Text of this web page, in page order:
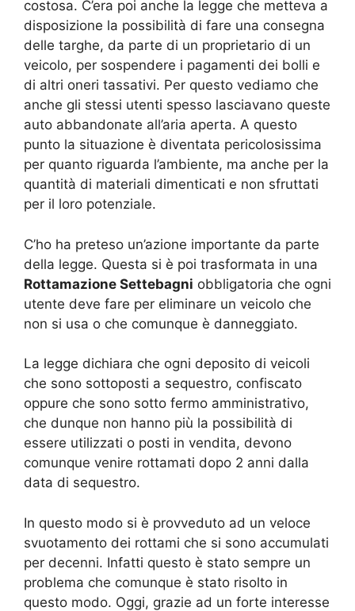
costosa. C’era poi anche la legge che metteva a
disposizione la possibilità di fare una consegna
delle targhe, da parte di un proprietario di un
veicolo, per sospendere i pagamenti dei bolli e
di altri oneri tassativi. Per questo vediamo che
anche gli stessi utenti spesso lasciavano queste
auto abbandonate all’aria aperta. A questo
punto la situazione è diventata pericolosissima
per quanto riguarda l’ambiente, ma anche per la
quantità di materiali dimenticati e non sfruttati
per il loro potenziale.
C’ho ha preteso un’azione importante da parte
della legge. Questa si è poi trasformata in una
Rottamazione Settebagni obbligatoria che ogni
utente deve fare per eliminare un veicolo che
non si usa o che comunque è danneggiato.
La legge dichiara che ogni deposito di veicoli
che sono sottoposti a sequestro, confiscato
oppure che sono sotto fermo amministrativo,
che dunque non hanno più la possibilità di
essere utilizzati o posti in vendita, devono
comunque venire rottamati dopo 2 anni dalla
data di sequestro.
In questo modo si è provveduto ad un veloce
svuotamento dei rottami che si sono accumulati
per decenni. Infatti questo è stato sempre un
problema che comunque è stato risolto in
questo modo. Oggi, grazie ad un forte interesse